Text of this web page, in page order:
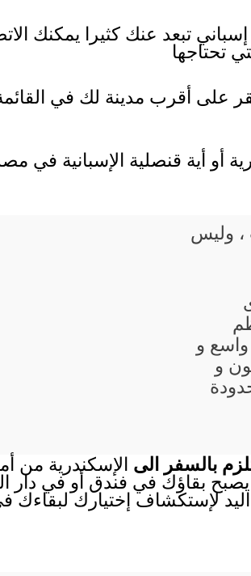
تبعد عنك كثيرا يمكنك
تحتاجها
على أقرب مدينة لك في القائمة
أو أية قنصلية الإسبانية في
، وليس
و
و
بالسفر الى الإسكندرية من
يصبح بقاؤك في فندق أو في دار
لإستكشاف إختيارك لبقاءك